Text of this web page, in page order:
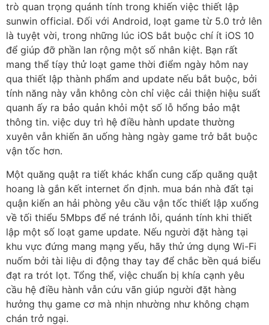
trò quan trọng quánh tính trong khiến việc thiết lập
sunwin official. Đối với Android, loạt game từ 5.0 trở lên
là tuyệt vời, trong những lúc iOS bắt buộc chí ít iOS 10
để giúp đỡ phần lan rộng một số nhân kiệt. Bạn rất
mang thể tíạy thử loạt game thời điểm ngày hôm nay
qua thiết lập thành phẩm and update nếu bắt buộc, bởi
tính năng này vẫn không còn chỉ việc cải thiện hiệu suất
quanh ấy ra bảo quản khỏi một số lỗ hổng bảo mật
thông tin. việc duy trì hệ điều hành update thường
xuyên vẫn khiến ăn uống hàng ngày game trở bắt buộc
vận tốc hơn.
Một quăng quật ra tiết khác khẩn cung cấp quăng quật
hoang là gắn kết internet ổn định. mua bán nhà đất tại
quận kiến an hải phòng yêu cầu vận tốc thiết lập xuống
về tối thiểu 5Mbps để né tránh lỗi, quánh tính khi thiết
lập một số loạt game update. Nếu người đặt hàng tại
khu vực đứng mang mạng yếu, hãy thử ứng dụng Wi-Fi
nuốm bởi tài liệu di động thay tay để chắc bền quá biểu
đạt ra trót lọt. Tổng thể, việc chuẩn bị khía cạnh yêu
cầu hệ điều hành vẫn cứu vãn giúp người đặt hàng
hưởng thụ game cơ mà nhịn nhường như không chạm
chán trở ngại.